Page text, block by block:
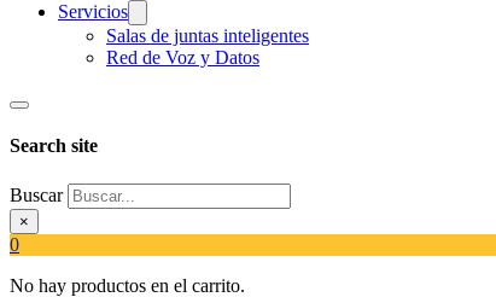
Servicios
Salas de juntas inteligentes
Red de Voz y Datos
Search site
Buscar
×
0
No hay productos en el carrito.